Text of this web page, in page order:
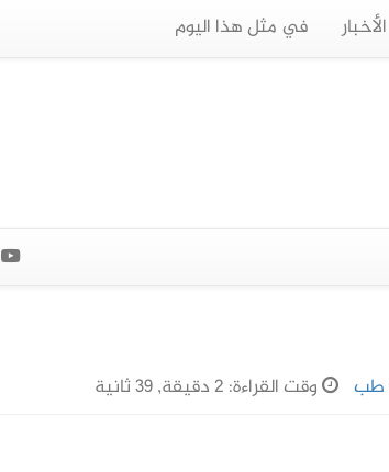
الأخبار في مثل هذا اليوم
طب وقت القراءة: 2 دقيقة, 39 ثانية